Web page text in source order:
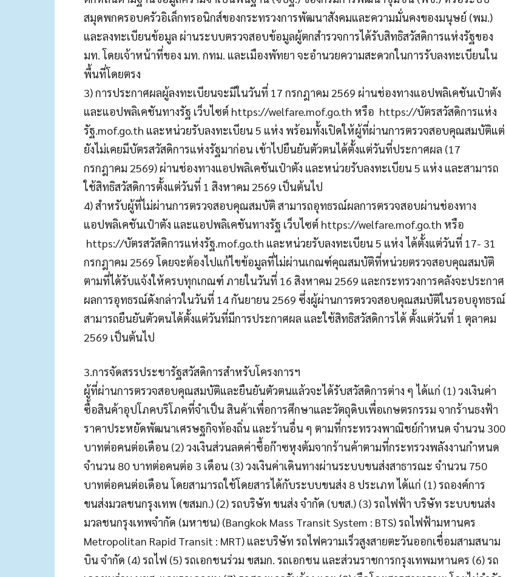
สมุดพกครอบครัวอิเล็กทรอนิกส์ของกระทรวงการพัฒนาสังคมและความมั่นคงของมนุษย์ (พม.)
และลงทะเบียนข้อมูล ผ่านระบบตรวจสอบข้อมูลผู้ตกสำรวจการได้รับสิทธิสวัสดิการแห่งรัฐของ
มท. โดยเจ้าหน้าที่ของ มท. กทม. และเมืองพัทยา จะอำนวยความสะดวกในการรับลงทะเบียนใน
พื้นที่โดยตรง
3) การประกาศผลผู้ลงทะเบียนจะมีในวันที่ 17 กรกฎาคม 2569 ผ่านช่องทางแอปพลิเคชันเป๋าตัง
และแอปพลิเคชันทางรัฐ เว็บไซต์ https://welfare.mof.go.th หรือ https://บัตรสวัสดิการแห่ง
รัฐ.mof.go.th และหน่วยรับลงทะเบียน 5 แห่ง พร้อมทั้งเปิดให้ผู้ที่ผ่านการตรวจสอบคุณสมบัติแต่
ยังไม่เคยมีบัตรสวัสดิการแห่งรัฐมาก่อน เข้าไปยืนยันตัวตนได้ตั้งแต่วันที่ประกาศผล (17
กรกฎาคม 2569) ผ่านช่องทางแอปพลิเคชันเป๋าตัง และหน่วยรับลงทะเบียน 5 แห่ง และสามารถ
ใช้สิทธิสวัสดิการตั้งแต่วันที่ 1 สิงหาคม 2569 เป็นต้นไป
4) สำหรับผู้ที่ไม่ผ่านการตรวจสอบคุณสมบัติ สามารถอุทธรณ์ผลการตรวจสอบผ่านช่องทาง
แอปพลิเคชันเป๋าตัง และแอปพลิเคชันทางรัฐ เว็บไซต์ https://welfare.mof.go.th หรือ
https://บัตรสวัสดิการแห่งรัฐ.mof.go.th และหน่วยรับลงทะเบียน 5 แห่ง ได้ตั้งแต่วันที่ 17- 31
กรกฎาคม 2569 โดยจะต้องไปแก้ไขข้อมูลที่ไม่ผ่านเกณฑ์คุณสมบัติที่หน่วยตรวจสอบคุณสมบัติ
ตามที่ได้รับแจ้งให้ครบทุกเกณฑ์ ภายในวันที่ 16 สิงหาคม 2569 และกระทรวงการคลังจะประกาศ
ผลการอุทธรณ์ดังกล่าวในวันที่ 14 กันยายน 2569 ซึ่งผู้ผ่านการตรวจสอบคุณสมบัติในรอบอุทธรณ์
สามารถยืนยันตัวตนได้ตั้งแต่วันที่มีการประกาศผล และใช้สิทธิสวัสดิการได้ ตั้งแต่วันที่ 1 ตุลาคม
2569 เป็นต้นไป
3.การจัดสรรประชารัฐสวัสดิการสำหรับโครงการฯ
ผู้ที่ผ่านการตรวจสอบคุณสมบัติและยืนยันตัวตนแล้วจะได้รับสวัสดิการต่าง ๆ ได้แก่ (1) วงเงินค่า
ซื้อสินค้าอุปโภคบริโภคที่จำเป็น สินค้าเพื่อการศึกษาและวัตถุดิบเพื่อเกษตรกรรม จากร้านธงฟ้า
ราคาประหยัดพัฒนาเศรษฐกิจท้องถิ่น และร้านอื่น ๆ ตามที่กระทรวงพาณิชย์กำหนด จำนวน 300
บาทต่อคนต่อเดือน (2) วงเงินส่วนลดค่าซื้อก๊าซหุงต้มจากร้านค้าตามที่กระทรวงพลังงานกำหนด
จำนวน 80 บาทต่อคนต่อ 3 เดือน (3) วงเงินค่าเดินทางผ่านระบบขนส่งสาธารณะ จำนวน 750
บาทต่อคนต่อเดือน โดยสามารถใช้โดยสารได้กับระบบขนส่ง 8 ประเภท ได้แก่ (1) รถองค์การ
ขนส่งมวลชนกรุงเทพ (ขสมก.) (2) รถบริษัท ขนส่ง จำกัด (บขส.) (3) รถไฟฟ้า บริษัท ระบบขนส่ง
มวลชนกรุงเทพจำกัด (มหาชน) (Bangkok Mass Transit System : BTS) รถไฟฟ้ามหานคร
Metropolitan Rapid Transit : MRT) และบริษัท รถไฟความเร็วสูงสายตะวันออกเชื่อมสามสนาม
บิน จำกัด (4) รถไฟ (5) รถเอกชนร่วม ขสมก. รถเอกชน และส่วนราชการกรุงเทพมหานคร (6) รถ